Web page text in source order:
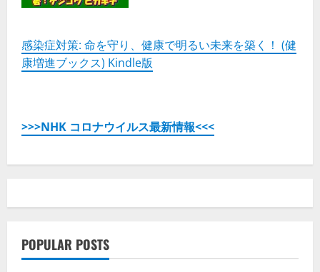
感染症対策: 命を守り、健康で明るい未来を築く！ (健
康増進ブックス) Kindle版
>>>NHK コロナウイルス最新情報<<<
POPULAR POSTS